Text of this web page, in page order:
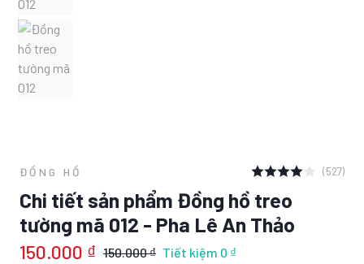
ĐỒNG HỒ (527)
Chi tiết sản phẩm Đồng hồ treo
tường mã 012 - Pha Lê An Thảo
150.000 ₫ 150.000 ₫ Tiết kiệm 0 ₫